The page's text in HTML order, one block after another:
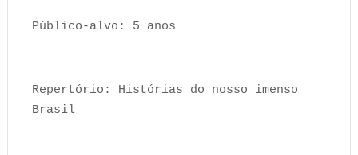
Público-alvo: 5 anos
Repertório: Histórias do nosso imenso
Brasil